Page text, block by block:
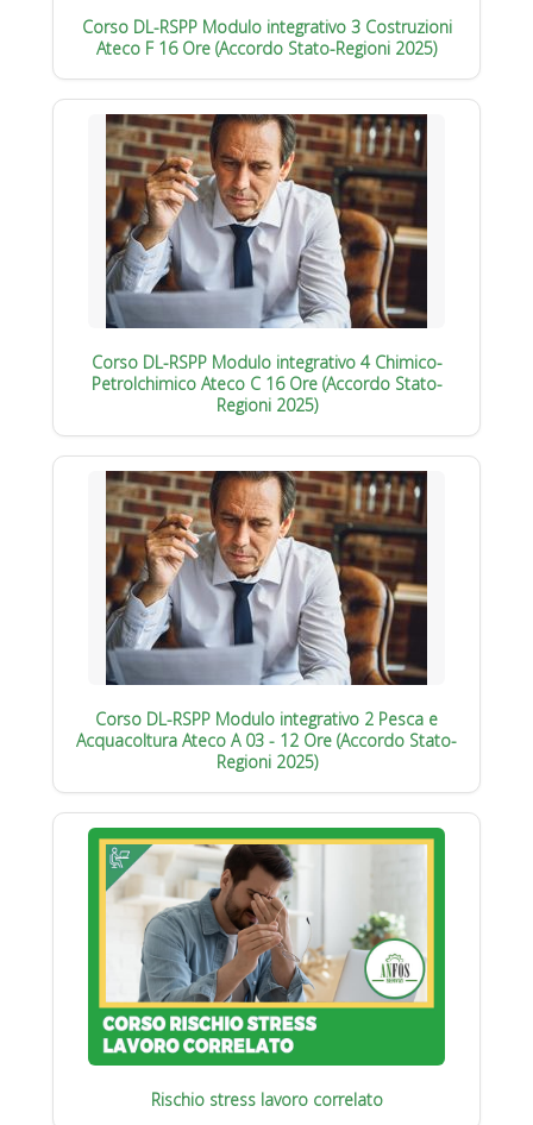
Corso DL-RSPP Modulo integrativo 3 Costruzioni
Ateco F 16 Ore (Accordo Stato-Regioni 2025)
Corso DL-RSPP Modulo integrativo 4 Chimico-
Petrolchimico Ateco C 16 Ore (Accordo Stato-
Regioni 2025)
Corso DL-RSPP Modulo integrativo 2 Pesca e
Acquacoltura Ateco A 03 - 12 Ore (Accordo Stato-
Regioni 2025)
Rischio stress lavoro correlato